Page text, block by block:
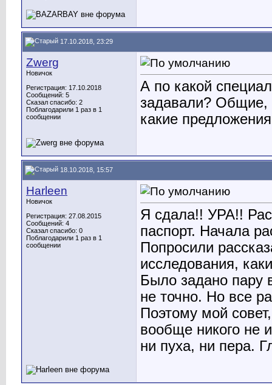
17.10.2018, 23:29
Zwerg
Новичок
Регистрация: 17.10.2018
Сообщений: 5
Сказал спасибо: 2
Поблагодарили 1 раз в 1
сообщении
А по какой
задавали? Общие,
какие
18.10.2018, 15:57
Harleen
Новичок
Регистрация: 27.08.2015
Сообщений: 4
Сказал спасибо: 0
Поблагодарили 1 раз в 1
сообщении
Я сдала!! УРА!!
паспорт. Начала
Попросили
исследования,
Было задано пару
не точно. Но все
Поэтому мой
вообще никого не
ни пуха, ни пера.